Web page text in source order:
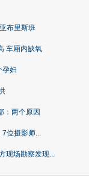
布里斯班
车厢内缺氧
孕妇
：两个原因
7位摄影师...
现场勘察发现...